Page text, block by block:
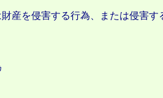
産を侵害する行為、または侵害す